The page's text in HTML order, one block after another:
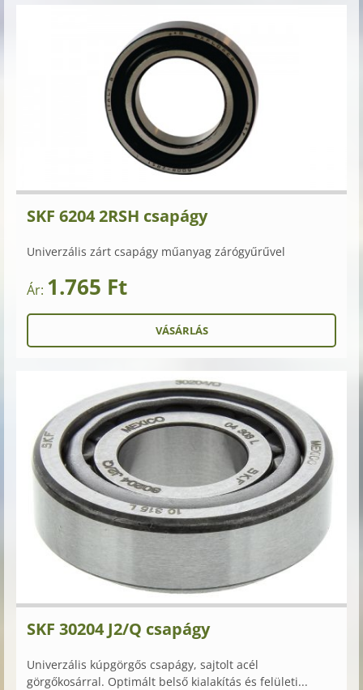
SKF 6204 2RSH csapágy
Univerzális zárt csapágy műanyag zárógyűrűvel
Ár: 1.765 Ft
SKF 30204 J2/Q csapágy
Univerzális kúpgörgős csapágy, sajtolt acél
görgőkosárral. Optimált belső kialakítás és felületi...